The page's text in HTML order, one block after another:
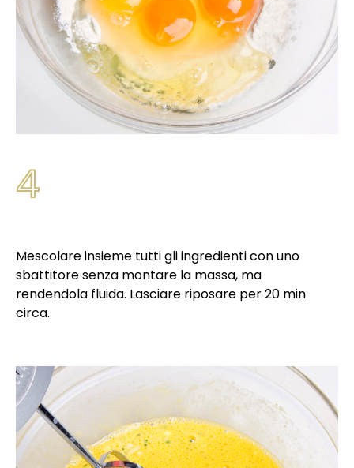
4
Mescolare insieme tutti gli ingredienti con uno
sbattitore senza montare la massa, ma
rendendola fluida. Lasciare riposare per 20 min
circa.